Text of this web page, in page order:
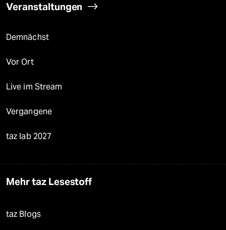
Veranstaltungen
Demnächst
Vor Ort
Live im Stream
Vergangene
taz lab 2027
Mehr taz Lesestoff
taz Blogs